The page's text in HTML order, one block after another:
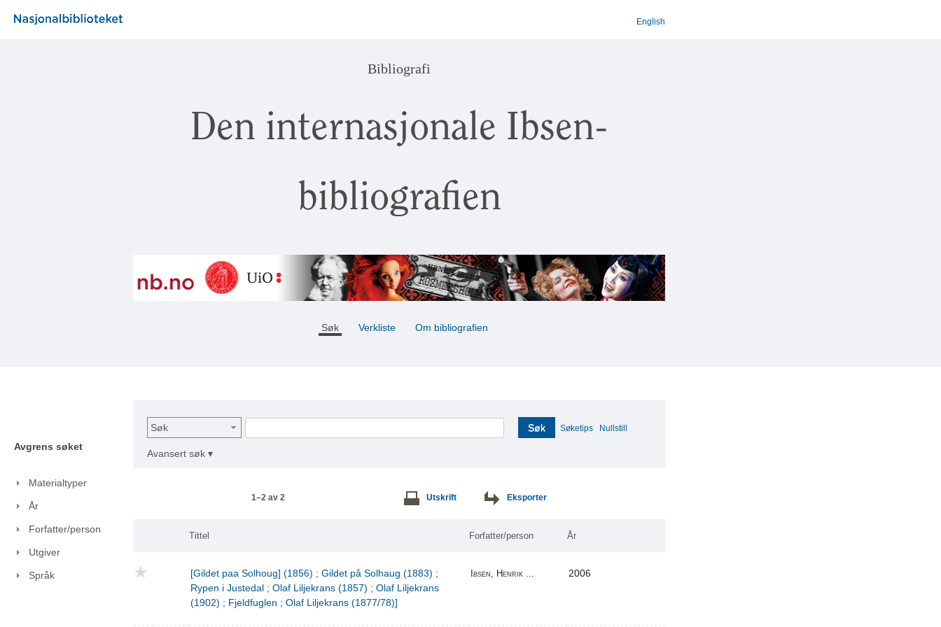
English
Bibliografi
Den internasjonale Ibsen-
bibliografien
Søk Verkliste Om bibliografien
Avgrens søket
Materialtyper
År
Forfatter/person
Utgiver
Språk
Søk Søk Søketips Nullstill
Avansert søk ▾
1–2 av 2 Utskrift Eksporter
Tittel Forfatter/person År
[Gildet paa Solhoug] (1856) ; Gildet på Solhaug (1883) ;
Rypen i Justedal ; Olaf Liljekrans (1857) ; Olaf Liljekrans
(1902) ; Fjeldfuglen ; Olaf Liljekrans (1877/78)]
Ibsen, Henrik ... 2006